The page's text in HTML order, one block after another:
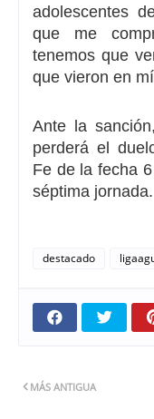
adolescentes
que me
tenemos que
que vieron en
Ante la
perderá el
Fe de la fecha
séptima jornada.
destacado
MÁS ANTIGUA